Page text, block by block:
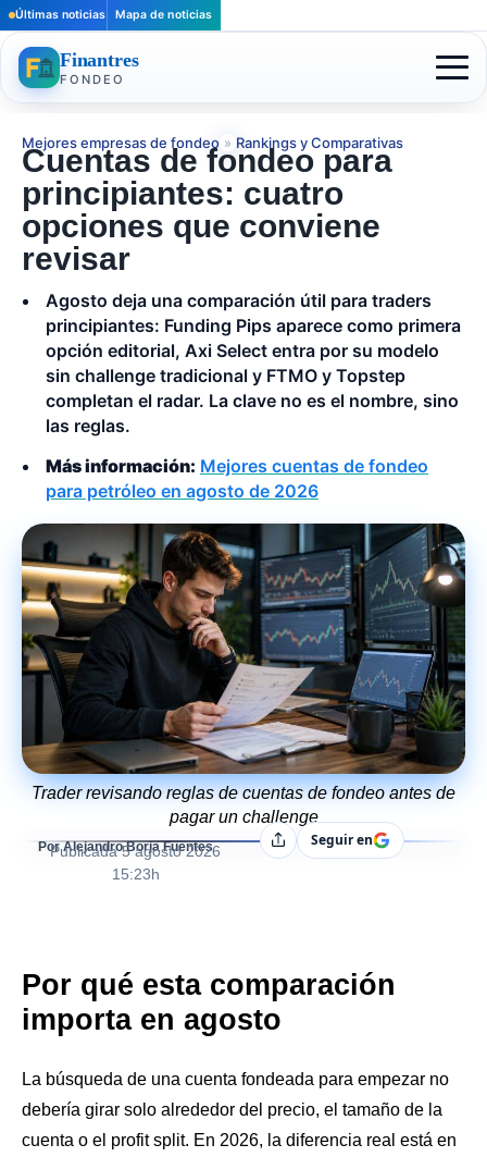
Últimas noticias Mapa de noticias
Finantres
FONDEO
Mejores empresas de fondeo » Rankings y Comparativas
Cuentas de fondeo para
principiantes: cuatro
opciones que conviene
revisar
Agosto deja una comparación útil para traders
principiantes: Funding Pips aparece como primera
opción editorial, Axi Select entra por su modelo
sin challenge tradicional y FTMO y Topstep
completan el radar. La clave no es el nombre, sino
las reglas.
Más información: Mejores cuentas de fondeo
para petróleo en agosto de 2026
Trader revisando reglas de cuentas de fondeo antes de
pagar un challenge
Por Alejandro Borja Fuentes
Publicada 5 agosto 2026
15:23h
CompartirSeguir en
Por qué esta comparación
importa en agosto
La búsqueda de una cuenta fondeada para empezar no
debería girar solo alrededor del precio, el tamaño de la
cuenta o el profit split. En 2026, la diferencia real está en